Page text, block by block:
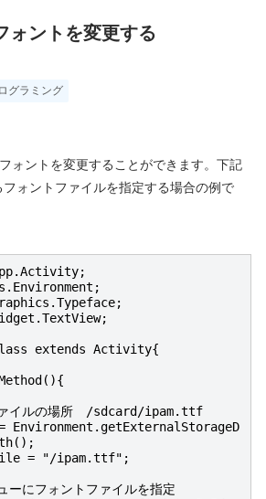
ォントを変更する
グラミング
ォントを変更することができます。下記
ォントファイルを指定する場合の例で
extends Activity{